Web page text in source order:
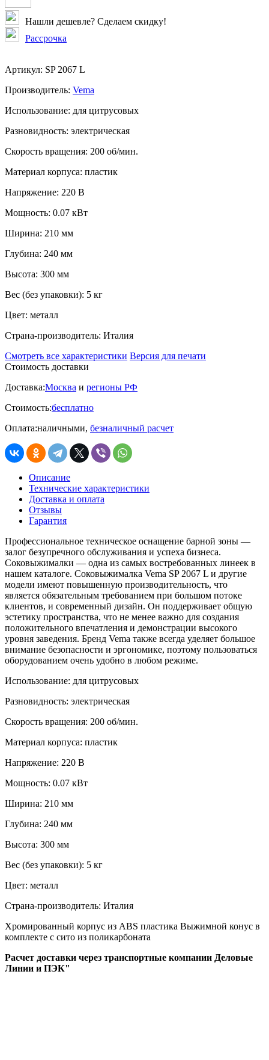
Нашли дешевле? Сделаем скидку!
Рассрочка
Артикул: SP 2067 L
Производитель: Vema
Использование: для цитрусовых
Разновидность: электрическая
Скорость вращения: 200 об/мин.
Материал корпуса: пластик
Напряжение: 220 В
Мощность: 0.07 кВт
Ширина: 210 мм
Глубина: 240 мм
Высота: 300 мм
Вес (без упаковки): 5 кг
Цвет: металл
Страна-производитель: Италия
Смотреть все характеристики Версия для печати
Стоимость доставки
Доставка:Москва и регионы РФ
Стоимость:бесплатно
Оплата:наличными, безналичный расчет
Описание
Технические характеристики
Доставка и оплата
Отзывы
Гарантия
Профессиональное техническое оснащение барной зоны —
залог безупречного обслуживания и успеха бизнеса.
Соковыжималки — одна из самых востребованных линеек в
нашем каталоге. Соковыжималка Vema SP 2067 L и другие
модели имеют повышенную производительность, что
является обязательным требованием при большом потоке
клиентов, и современный дизайн. Он поддерживает общую
эстетику пространства, что не менее важно для создания
положительного впечатления и демонстрации высокого
уровня заведения. Бренд Vema также всегда уделяет большое
внимание безопасности и эргономике, поэтому пользоваться
оборудованием очень удобно в любом режиме.
Использование: для цитрусовых
Разновидность: электрическая
Скорость вращения: 200 об/мин.
Материал корпуса: пластик
Напряжение: 220 В
Мощность: 0.07 кВт
Ширина: 210 мм
Глубина: 240 мм
Высота: 300 мм
Вес (без упаковки): 5 кг
Цвет: металл
Страна-производитель: Италия
Хромированный корпус из ABS пластика Выжимной конус в
комплекте с сито из поликарбоната
Расчет доставки через транспортные компании Деловые
Линии и ПЭК"